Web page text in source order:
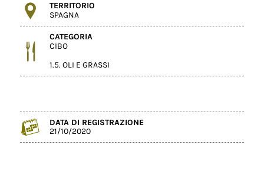
TERRITORIO
SPAGNA
CATEGORIA
CIBO
1.5. OLI E GRASSI
DATA DI REGISTRAZIONE
21/10/2020